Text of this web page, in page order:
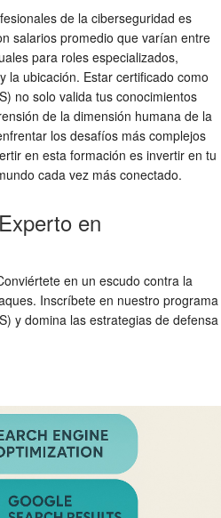
de la ciberseguridad es
salarios promedio que varían entre
para roles especializados,
la ubicación. Estar certificado como
no solo valida tus conocimientos
de la dimensión humana de la
los desafíos más complejos
en esta formación es invertir en tu
cada vez más conectado.
en
en un escudo contra la
Inscríbete en nuestro programa
y domina las estrategias de defensa